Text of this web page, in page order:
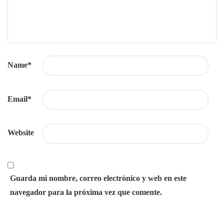
Name*
Email*
Website
Guarda mi nombre, correo electrónico y web en este
navegador para la próxima vez que comente.